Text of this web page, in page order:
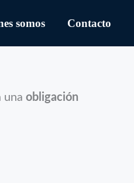
somos Contacto
una obligación